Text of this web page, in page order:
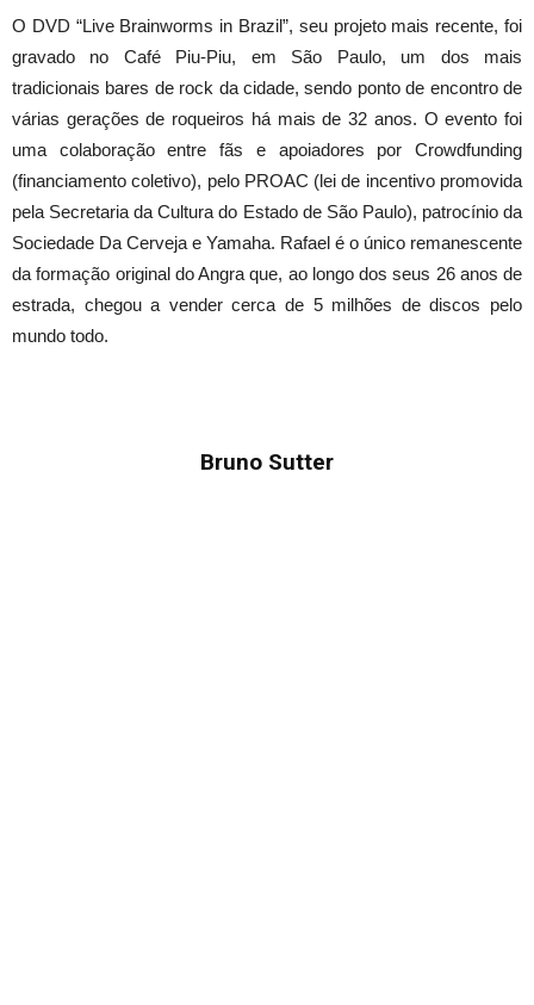
O DVD “Live Brainworms in Brazil”, seu projeto mais recente, foi
gravado no Café Piu-Piu, em São Paulo, um dos mais
tradicionais bares de rock da cidade, sendo ponto de encontro de
várias gerações de roqueiros há mais de 32 anos. O evento foi
uma colaboração entre fãs e apoiadores por Crowdfunding
(financiamento coletivo), pelo PROAC (lei de incentivo promovida
pela Secretaria da Cultura do Estado de São Paulo), patrocínio da
Sociedade Da Cerveja e Yamaha. Rafael é o único remanescente
da formação original do Angra que, ao longo dos seus 26 anos de
estrada, chegou a vender cerca de 5 milhões de discos pelo
mundo todo.
Bruno Sutter